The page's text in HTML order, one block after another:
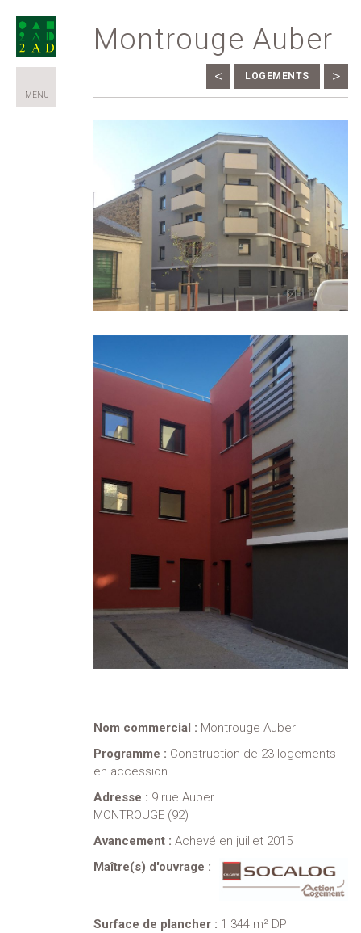
MENU
Montrouge Auber
< LOGEMENTS >
Nom commercial : Montrouge Auber
Programme : Construction de 23 logements
en accession
Adresse : 9 rue Auber
MONTROUGE (92)
Avancement : Achevé en juillet 2015
Maître(s) d'ouvrage :
Surface de plancher : 1 344 m² DP